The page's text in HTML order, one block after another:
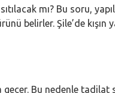
mı? Bu soru,
belirler. Şile’de
Bu nedenle tadilat